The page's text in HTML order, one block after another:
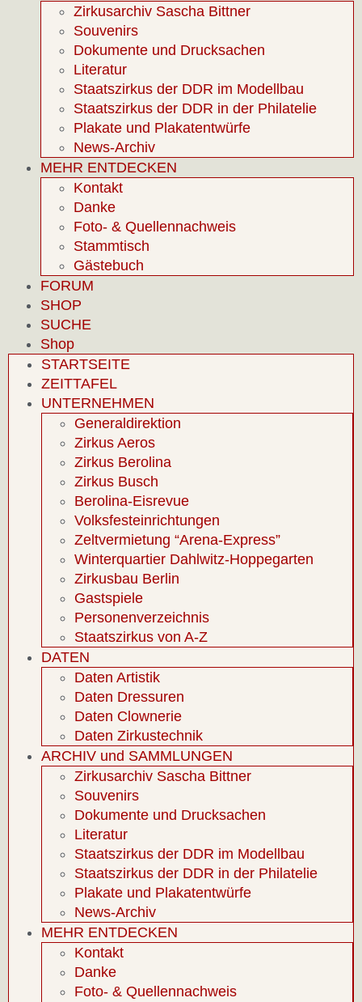
Zirkusarchiv Sascha Bittner
Souvenirs
Dokumente und Drucksachen
Literatur
Staatszirkus der DDR im Modellbau
Staatszirkus der DDR in der Philatelie
Plakate und Plakatentwürfe
News-Archiv
MEHR ENTDECKEN
Kontakt
Danke
Foto- & Quellennachweis
Stammtisch
Gästebuch
FORUM
SHOP
SUCHE
Shop
STARTSEITE
ZEITTAFEL
UNTERNEHMEN
Generaldirektion
Zirkus Aeros
Zirkus Berolina
Zirkus Busch
Berolina-Eisrevue
Volksfesteinrichtungen
Zeltvermietung “Arena-Express”
Winterquartier Dahlwitz-Hoppegarten
Zirkusbau Berlin
Gastspiele
Personenverzeichnis
Staatszirkus von A-Z
DATEN
Daten Artistik
Daten Dressuren
Daten Clownerie
Daten Zirkustechnik
ARCHIV und SAMMLUNGEN
Zirkusarchiv Sascha Bittner
Souvenirs
Dokumente und Drucksachen
Literatur
Staatszirkus der DDR im Modellbau
Staatszirkus der DDR in der Philatelie
Plakate und Plakatentwürfe
News-Archiv
MEHR ENTDECKEN
Kontakt
Danke
Foto- & Quellennachweis